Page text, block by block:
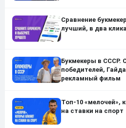
Сравнение
лучший, в два клика
Букмекеры в СССР.
победителей,
рекламный фильм
Топ-10 «мелочей»,
на ставки на спорт